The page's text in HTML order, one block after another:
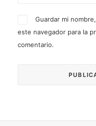
Guardar mi
este navegador para la
comentario.